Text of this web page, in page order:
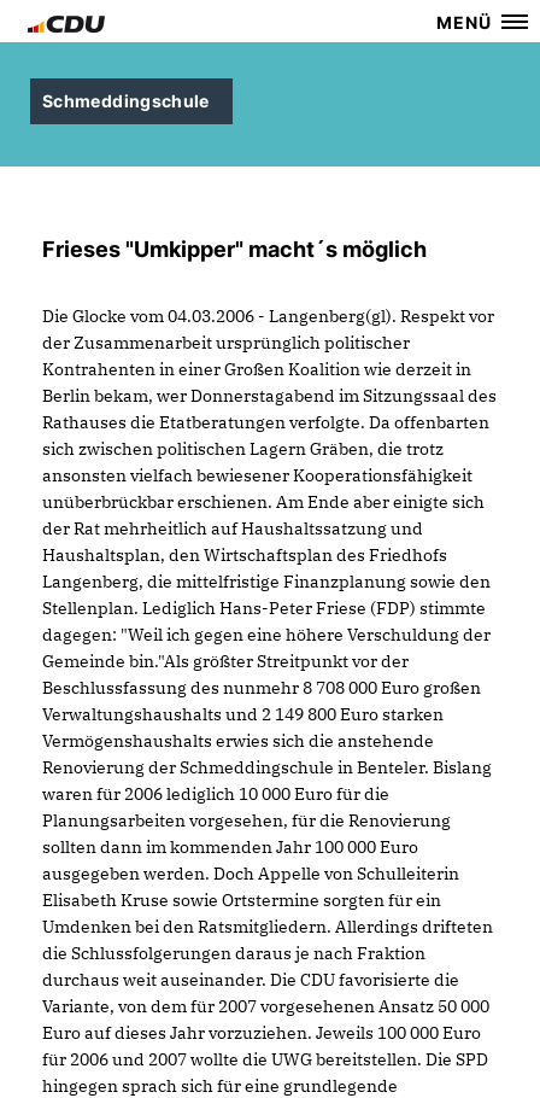
MENÜ
Schmeddingschule
Frieses "Umkipper" macht´s möglich
Die Glocke vom 04.03.2006 - Langenberg(gl). Respekt vor
der Zusammenarbeit ursprünglich politischer
Kontrahenten in einer Großen Koalition wie derzeit in
Berlin bekam, wer Donnerstagabend im Sitzungssaal des
Rathauses die Etatberatungen verfolgte. Da offenbarten
sich zwischen politischen Lagern Gräben, die trotz
ansonsten vielfach bewiesener Kooperationsfähigkeit
unüberbrückbar erschienen. Am Ende aber einigte sich
der Rat mehrheitlich auf Haushaltssatzung und
Haushaltsplan, den Wirtschaftsplan des Friedhofs
Langenberg, die mittelfristige Finanzplanung sowie den
Stellenplan. Lediglich Hans-Peter Friese (FDP) stimmte
dagegen: "Weil ich gegen eine höhere Verschuldung der
Gemeinde bin."Als größter Streitpunkt vor der
Beschlussfassung des nunmehr 8 708 000 Euro großen
Verwaltungshaushalts und 2 149 800 Euro starken
Vermögenshaushalts erwies sich die anstehende
Renovierung der Schmeddingschule in Benteler. Bislang
waren für 2006 lediglich 10 000 Euro für die
Planungsarbeiten vorgesehen, für die Renovierung
sollten dann im kommenden Jahr 100 000 Euro
ausgegeben werden. Doch Appelle von Schulleiterin
Elisabeth Kruse sowie Ortstermine sorgten für ein
Umdenken bei den Ratsmitgliedern. Allerdings drifteten
die Schlussfolgerungen daraus je nach Fraktion
durchaus weit auseinander. Die CDU favorisierte die
Variante, von dem für 2007 vorgesehenen Ansatz 50 000
Euro auf dieses Jahr vorzuziehen. Jeweils 100 000 Euro
für 2006 und 2007 wollte die UWG bereitstellen. Die SPD
hingegen sprach sich für eine grundlegende